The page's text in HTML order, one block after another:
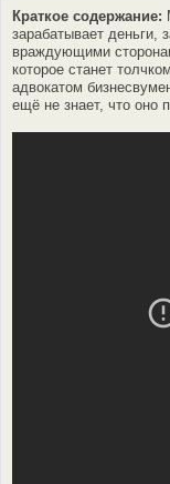
Краткое содержание:
зарабатывает деньги,
враждующими
которое станет
адвокатом
ещё не знает, что оно